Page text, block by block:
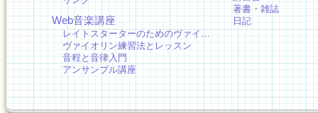
Web音楽講座
レイトスターターのためのヴァイ…
ヴァイオリン練習法とレッスン
音程と音律入門
アンサンブル講座
著書・雑誌
日記